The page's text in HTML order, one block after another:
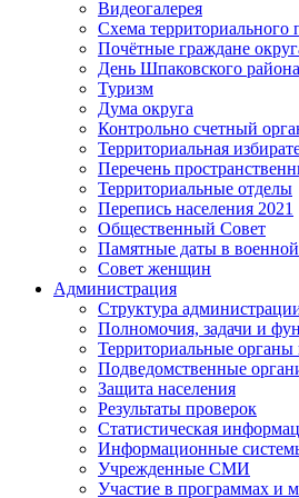
Видеогалерея
Схема территориального
Почётные граждане
День Шпаковского района
Туризм
Дума округа
Контрольно счетный
Территориальная
Перечень
Территориальные отделы
Перепись населения 2021
Общественный Совет
Памятные даты в
Совет женщин
Администрация
Структура
Полномочия, задачи и
Территориальные органы
Подведомственные
Защита населения
Результаты проверок
Статистическая
Информационные
Учрежденные СМИ
Участие в программах и